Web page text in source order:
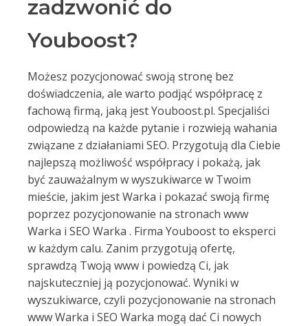
zadzwonić do
Youboost?
Możesz pozycjonować swoją stronę bez
doświadczenia, ale warto podjąć współpracę z
fachową firmą, jaką jest Youboost.pl. Specjaliści
odpowiedzą na każde pytanie i rozwieją wahania
związane z działaniami SEO. Przygotują dla Ciebie
najlepszą możliwość współpracy i pokażą, jak
być zauważalnym w wyszukiwarce w Twoim
mieście, jakim jest Warka i pokazać swoją firmę
poprzez pozycjonowanie na stronach www
Warka i SEO Warka . Firma Youboost to eksperci
w każdym calu. Zanim przygotują ofertę,
sprawdzą Twoją www i powiedzą Ci, jak
najskuteczniej ją pozycjonować. Wyniki w
wyszukiwarce, czyli pozycjonowanie na stronach
www Warka i SEO Warka mogą dać Ci nowych